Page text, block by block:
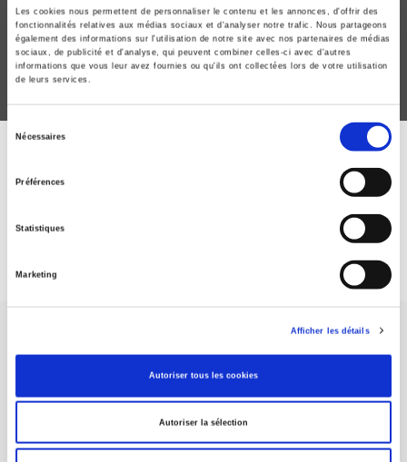
Les cookies nous permettent de personnaliser le contenu et les annonces, d'offrir des
fonctionnalités relatives aux médias sociaux et d'analyser notre trafic. Nous partageons
également des informations sur l'utilisation de notre site avec nos partenaires de médias
sociaux, de publicité et d'analyse, qui peuvent combiner celles-ci avec d'autres
informations que vous leur avez fournies ou qu'ils ont collectées lors de votre utilisation
de leurs services.
Sélection
Nécessaires
Préférences
Statistiques
Marketing
Afficher les détails
Autoriser tous les cookies
Autoriser la sélection
ABONNEZ-VOUS À NOS
Maison d'édition dédiée aux sciences humaines et sociales, les
à la transmission des savoirs et des idéescontinuer